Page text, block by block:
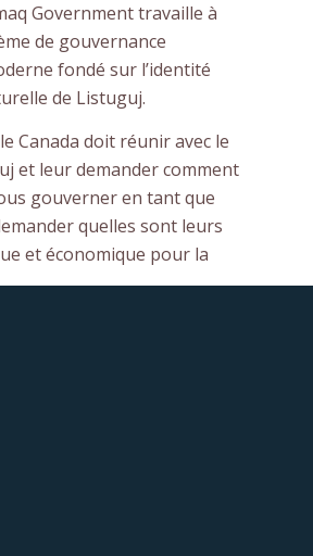
Government travaille à
de gouvernance
fondé sur l’identité
de Listuguj.
Canada doit réunir avec le
et leur demander comment
gouverner en tant que
quelles sont leurs
et économique pour la